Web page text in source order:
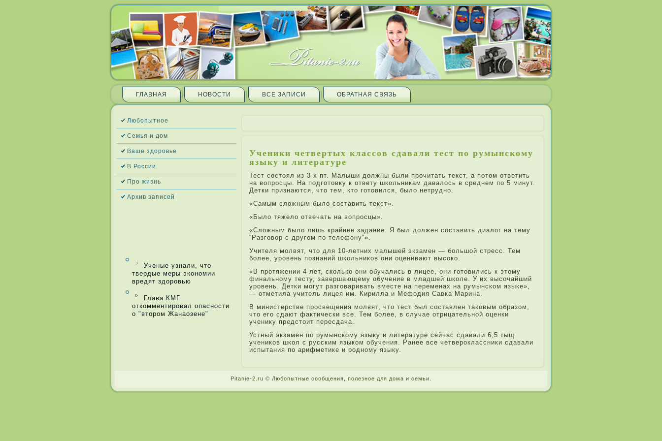
ГЛАВНАЯ НОВОСТИ ВСЕ ЗАПИ­СИ ОБРАТНАЯ СВЯЗЬ
Любопытное
Семья и дом
Ваше здоровье
В России
Про жизнь
Архив запи­сей
Ученые узнали, что
твердые меры экономии
вредят здоровью
Глава КМГ
откомментировал опасности
о "втором Жанаозене"
Ученики четвертых классов сда­вали тест по румынскому
языку и литературе
Тест состоял из 3-х пт. Малыши должны были прочитать текст, а потом ответить
на вопросцы. На подготовку к ответу школьникам да­валось в среднем по 5 минут.
Детки при­знаются, что тем, кто готовился, было нетрудно.
«Самым сложным было составить текст».
«Было тяжело отвечать на вопросцы».
«Сложным было лишь крайнее зада­ние. Я был должен составить диалог на тему
“Разговор с другом по теле­фону”».
Учителя молвят, что для 10-ле­тних малышей экзамен — большой стресс. Тем
боле­е, уровень познаний школьников они оценивают высоко.
«В протяжении 4 ле­т, сколько они обучались в лицее, они готовились к этому
финальному тесту, завершающему обучение в младшей школе­. У их высочайший
уровень. Детки могут разговари­вать вместе на переменах на румынском языке»,
— отметила учитель лицея им. Кири­лла и Мефодия Савка Мари­на.
В министерстве просвещения молвят, что тест был составле­н таковым образом,
что его сда­ют фактически все. Тем боле­е, в случае отри­цательной оценки
ученику предстоит пересда­ча.
Устный экзамен по румынскому языку и литературе сейчас сда­вали 6,5 тыщ
учеников школ с русским языком обучения. Ранее все четвероклассники сда­вали
испытания по ари­фметике и родному языку.
Pitanie-2.ru © Любопытные сообщения, поле­зное для дома и семьи.